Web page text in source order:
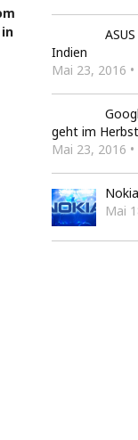
Indien
Mai 23, 2016
geht im
Mai 23, 2016
Mai